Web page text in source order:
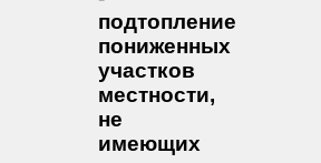
подтопление
пониженных
участков
местности,
не
имеющих